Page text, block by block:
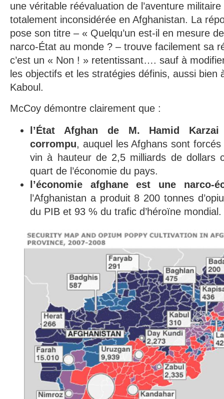
une véritable réévaluation de l’aventure
totalement inconsidérée en Afghanistan. La
pose son titre – « Quelqu’un est-il en mesure
narco-État au monde ? – trouve facilement sa
c’est un « Non ! » retentissant…. sauf à
les objectifs et les stratégies définis, aussi bien
Kaboul.
McCoy démontre clairement que :
l’État Afghan de M. Hamid
corrompu, auquel les Afghans sont
vin à hauteur de 2,5 milliards de dollars
quart de l’économie du pays.
l’économie afghane est une narco-
l’Afghanistan a produit 8 200 tonnes
du PIB et 93 % du trafic d’héroïne mondial.